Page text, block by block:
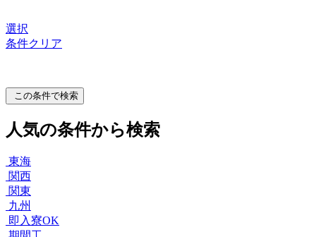
選択
条件クリア
この条件で検索
人気の条件から検索
東海
関西
関東
九州
即入寮OK